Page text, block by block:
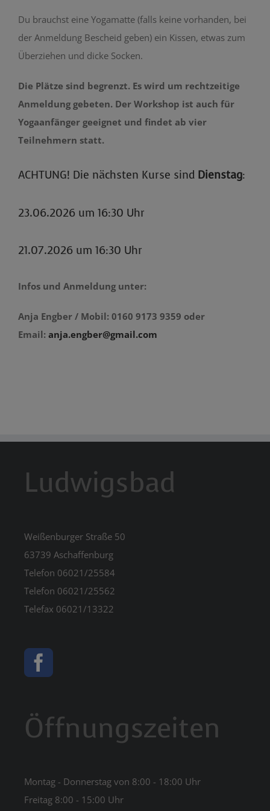
Du brauchst eine Yogamatte (falls keine vorhanden, bei
der Anmeldung Bescheid geben) ein Kissen, etwas zum
Überziehen und dicke Socken.
Die Plätze sind begrenzt. Es wird um rechtzeitige
Anmeldung gebeten. Der Workshop ist auch für
Yogaanfänger geeignet und findet ab vier
Teilnehmern statt.
ACHTUNG! Die nächsten Kurse sind Dienstag:
23.06.2026 um 16:30 Uhr
21.07.2026 um 16:30 Uhr
Infos und Anmeldung unter:
Anja Engber / Mobil: 0160 9173 9359 oder
Email: anja.engber@gmail.com
Ludwigsbad
Weißenburger Straße 50
63739 Aschaffenburg
Telefon 06021/25584
Telefon 06021/25562
Telefax 06021/13322
Öffnungszeiten
Montag - Donnerstag von 8:00 - 18:00 Uhr
Freitag 8:00 - 15:00 Uhr